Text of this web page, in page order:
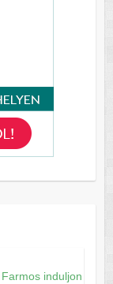
induljon